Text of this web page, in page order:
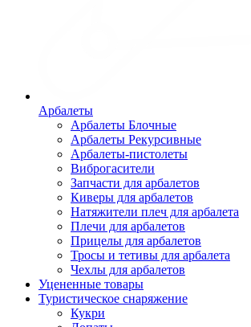
Арбалеты
Арбалеты Блочные
Арбалеты Рекурсивные
Арбалеты-пистолеты
Виброгасители
Запчасти для арбалетов
Киверы для арбалетов
Натяжители плеч для арбалета
Плечи для арбалетов
Прицелы для арбалетов
Тросы и тетивы для арбалета
Чехлы для арбалетов
Уцененные товары
Туристическое снаряжение
Кукри